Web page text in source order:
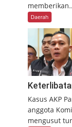
Daerah
Kasus AKP
anggota
mengusut